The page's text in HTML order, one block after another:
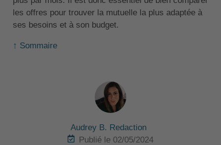
les offres pour trouver la mutuelle la plus adaptée à
ses besoins et à son budget.
↑ Sommaire
Audrey B. Redaction
Publié le 02/05/2024